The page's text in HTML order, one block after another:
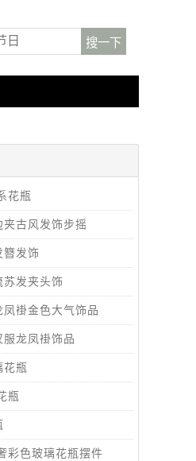
花瓶
夹古风发饰步摇
簪发饰
苏发夹头饰
褂金色大气饰品
龙凤褂饰品
花瓶
瓶
彩色玻璃花瓶摆件